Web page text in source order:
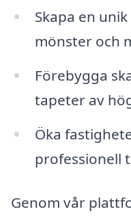
Skapa en
mönster och
Förebygga
tapeter av
Öka
professionell
Genom vår